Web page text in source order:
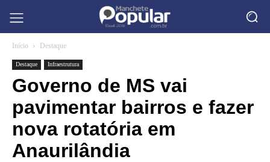
Início Destaque
Destaque Infraestrutura
Governo de MS vai
pavimentar bairros e fazer
nova rotatória em
Anaurilândia